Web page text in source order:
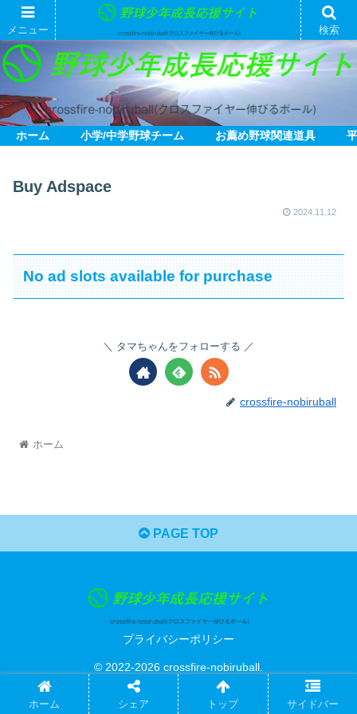
ホーム 小学/中学野球チーム お薦め野球関連道具
Buy Adspace
2024.11.12
No ad slots available for purchase
タマちゃんをフォローする
crossfire-nobiruball
ホーム
PAGE TOP
プライバシーポリシー
© 2022-2026 crossfire-nobiruball.
メニュー 検索
ホーム シェア トップ サイドバー